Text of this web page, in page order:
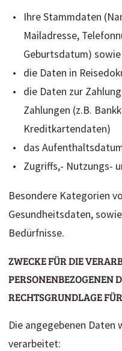
Ihre Stammdaten
Mailadresse,
Geburtsdatum) sowie
die Daten in
die Daten zur
Zahlungen (z.B.
Kreditkartendaten)
das
Zugriffs,- Nutzungs-
Besondere Kategorien
Gesundheitsdaten,
Bedürfnisse.
ZWECKE FÜR DIE
PERSONENBEZOGENEN
RECHTSGRUNDLAGE
Die angegebenen
verarbeitet: